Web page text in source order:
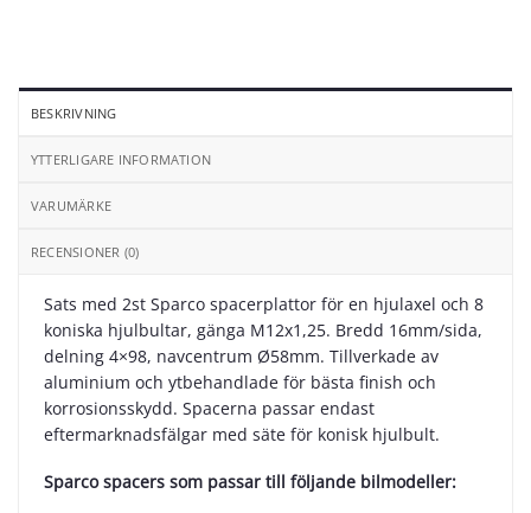
BESKRIVNING
YTTERLIGARE INFORMATION
VARUMÄRKE
RECENSIONER (0)
Sats med 2st Sparco spacerplattor för en hjulaxel och 8
koniska hjulbultar, gänga M12x1,25. Bredd 16mm/sida,
delning 4×98, navcentrum Ø58mm. Tillverkade av
aluminium och ytbehandlade för bästa finish och
korrosionsskydd. Spacerna passar endast
eftermarknadsfälgar med säte för konisk hjulbult.
Sparco spacers som passar till följande bilmodeller: